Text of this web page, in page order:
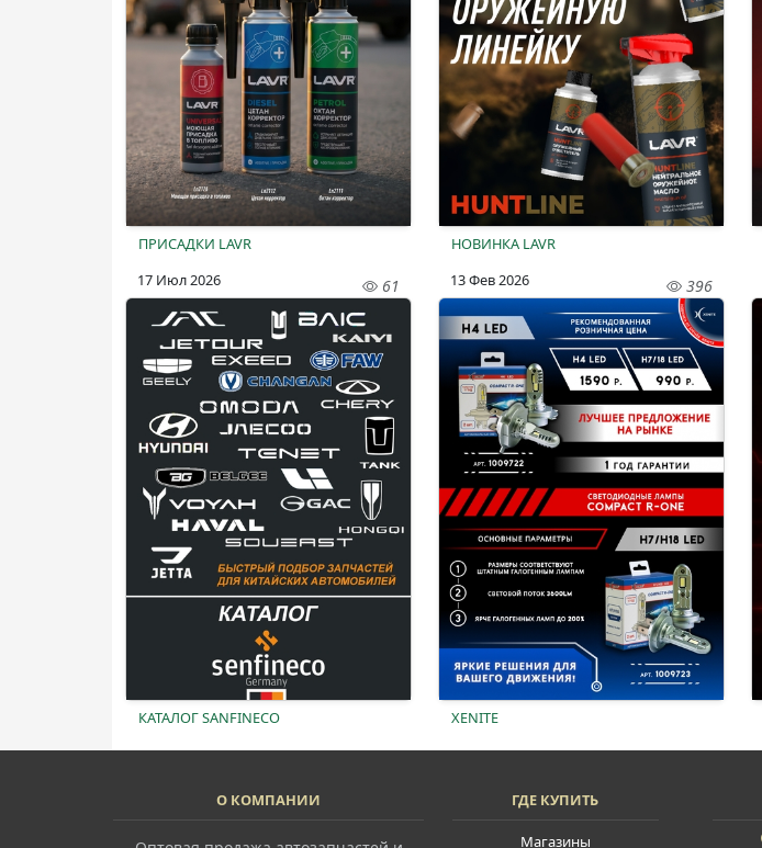
ПРИСАДКИ LAVR НОВИНКА LAVR
17 Июл 2026
61
КАТАЛОГ SANFINECO
13 Фев 2026 396
XENITE
О КОМПАНИИ ГДЕ КУПИТЬ
Магазины